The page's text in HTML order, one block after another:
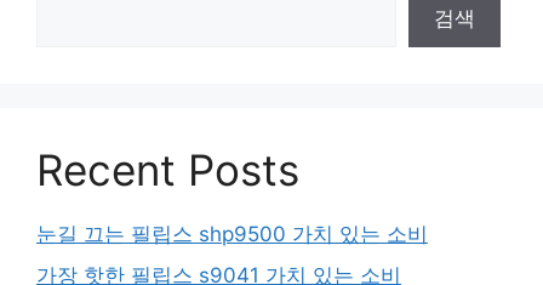
검색
Recent Posts
눈길 끄는 필립스 shp9500 가치 있는 소비
가장 핫한 필립스 s9041 가치 있는 소비